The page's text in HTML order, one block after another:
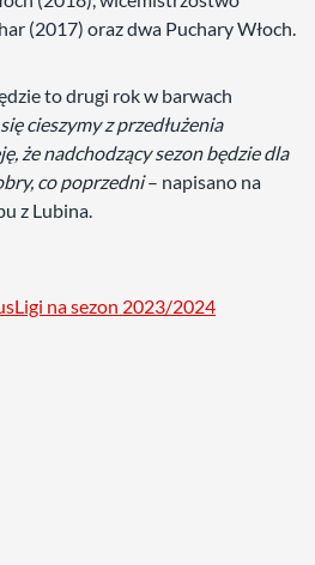
(2017) oraz dwa Puchary Włoch.
to drugi rok w barwach
cieszymy z przedłużenia
że nadchodzący sezon będzie dla
co poprzedni– napisano na
z Lubina.
na sezon 2023/2024